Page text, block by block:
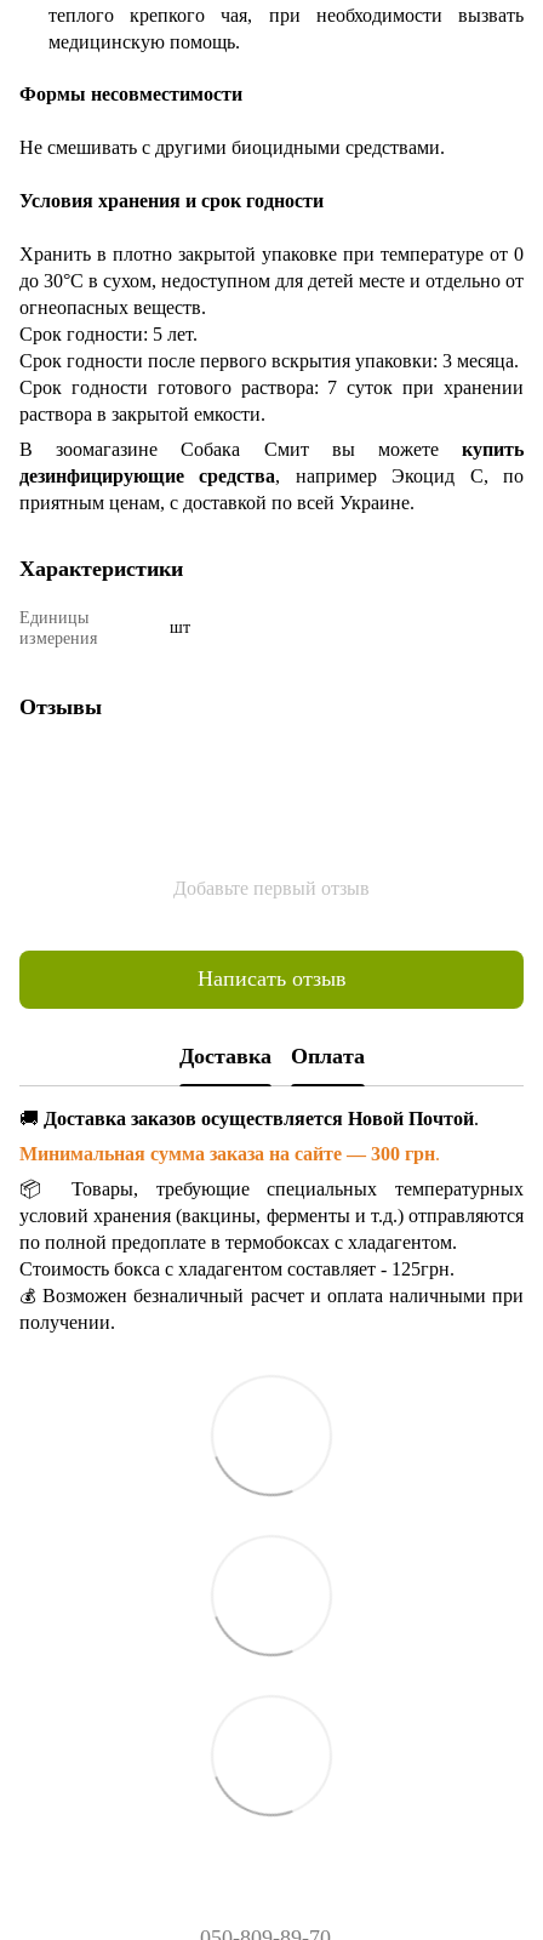
теплого крепкого чая, при необходимости вызвать
медицинскую помощь.
Формы несовместимости
Не смешивать с другими биоцидными средствами.
Условия хранения и срок годности
Хранить в плотно закрытой упаковке при температуре от 0
до 30°С в сухом, недоступном для детей месте и отдельно от
огнеопасных веществ.
Срок годности: 5 лет.
Срок годности после первого вскрытия упаковки: 3 месяца.
Срок годности готового раствора: 7 суток при хранении
раствора в закрытой емкости.
В зоомагазине Собака Смит вы можете купить
дезинфицирующие средства, например Экоцид С, по
приятным ценам, с доставкой по всей Украине.
Характеристики
Единицы
измерения
шт
Отзывы
Добавьте первый отзыв
Написать отзыв
Доставка Оплата
🚚 Доставка заказов осуществляется Новой Почтой.
Минимальная сумма заказа на сайте — 300 грн.
📦 Товары, требующие специальных температурных
условий хранения (вакцины, ферменты и т.д.) отправляются
по полной предоплате в термобоксах с хладагентом.
Стоимость бокса с хладагентом составляет - 125грн.
💰 Возможен безналичный расчет и оплата наличными при
получении.